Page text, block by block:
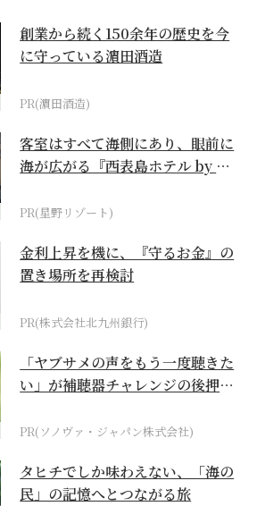
創業から続く150余年の歴史を今
に守っている濵田酒造
PR(濵田酒造)
客室はすべて海側にあり、眼前に
海が広がる『西表島ホテル by 星
PR(星野リゾート)
金利上昇を機に、『守るお金』の
置き場所を再検討
PR(株式会社北九州銀行)
「ヤブサメの声をもう一度聴きた
い」が補聴器チャレンジの後押し
PR(ソノヴァ・ジャパン株式会社)
タヒチでしか味わえない、「海の
民」の記憶へとつながる旅